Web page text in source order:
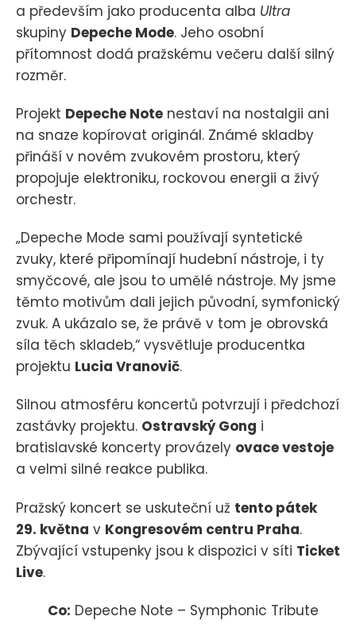
a především jako producenta alba Ultra
skupiny Depeche Mode. Jeho osobní
přítomnost dodá pražskému večeru další silný
rozměr.
Projekt Depeche Note nestaví na nostalgii ani
na snaze kopírovat originál. Známé skladby
přináší v novém zvukovém prostoru, který
propojuje elektroniku, rockovou energii a živý
orchestr.
„Depeche Mode sami používají syntetické
zvuky, které připomínají hudební nástroje, i ty
smyčcové, ale jsou to umělé nástroje. My jsme
těmto motivům dali jejich původní, symfonický
zvuk. A ukázalo se, že právě v tom je obrovská
síla těch skladeb,“ vysvětluje producentka
projektu Lucia Vranovič.
Silnou atmosféru koncertů potvrzují i předchozí
zastávky projektu. Ostravský Gong i
bratislavské koncerty provázely ovace vestoje
a velmi silné reakce publika.
Pražský koncert se uskuteční už tento pátek
29. května v Kongresovém centru Praha.
Zbývající vstupenky jsou k dispozici v síti Ticket
Live.
Co: Depeche Note – Symphonic Tribute